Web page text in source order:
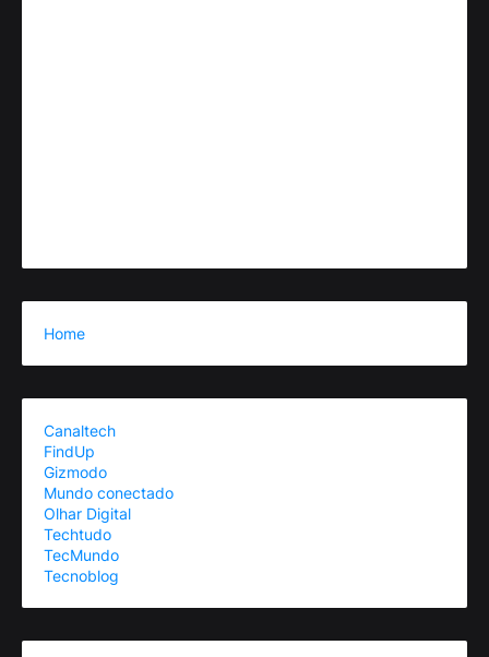
Home
Canaltech
FindUp
Gizmodo
Mundo conectado
Olhar Digital
Techtudo
TecMundo
Tecnoblog